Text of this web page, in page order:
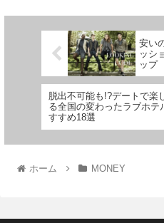
安い
ッシ
ップ
脱出不可能も!?デートで楽
る全国の変わったラブホテ
すすめ18選
ホーム MONEY